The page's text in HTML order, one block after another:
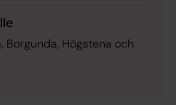
Borgunda, Högstena och